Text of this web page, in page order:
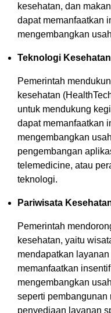
kesehatan, dan
dapat memanfaatkan
mengembangkan
Teknologi
Pemerintah
kesehatan
untuk mendukung
dapat memanfaatkan
mengembangkan
pengembangan
telemedicine, atau
teknologi.
Pariwisata
Pemerintah
kesehatan, yaitu
mendapatkan
memanfaatkan
mengembangkan
seperti pembangunan
penyediaan layanan